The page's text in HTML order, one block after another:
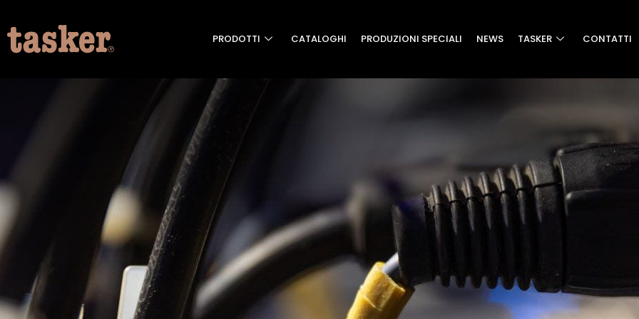
PRODOTTI CATALOGHI PRODUZIONI SPECIALI NEWS TASKER CONTATTI